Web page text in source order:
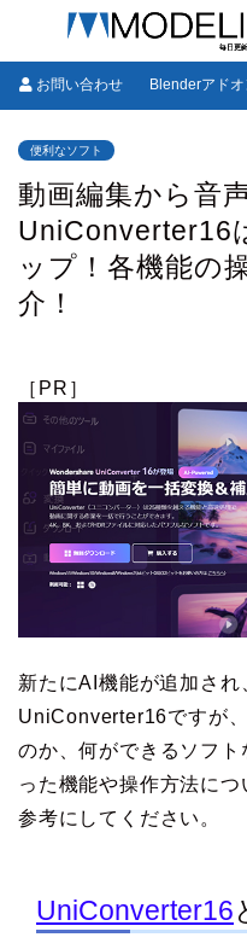
お問い合わせ Blenderアドオ
便利なソフト
動画編集から音
UniConverter16
ップ！各機能の
介！
［PR］
新たにAI機能が追加さ
UniConverter16ですが
のか、何ができるソフ
った機能や操作方法に
参考にしてください。
UniConverter16